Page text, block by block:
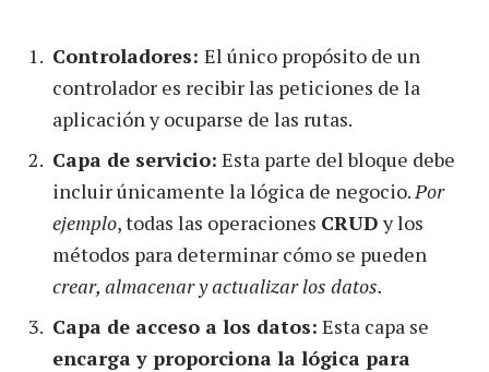
Controladores: El único propósito de un
controlador es recibir las peticiones de la
aplicación y ocuparse de las rutas.
Capa de servicio: Esta parte del bloque debe
incluir únicamente la lógica de negocio. Por
ejemplo, todas las operaciones CRUD y los
métodos para determinar cómo se pueden
crear, almacenar y actualizar los datos.
Capa de acceso a los datos: Esta capa se
encarga y proporciona la lógica para